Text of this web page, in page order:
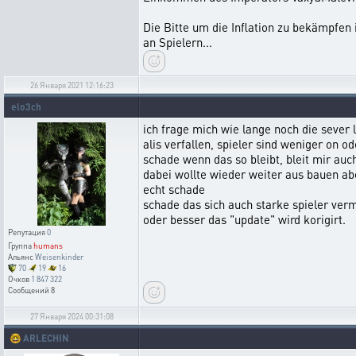
Die Bitte um die Inflation zu bekämpfen
an Spielern...
26 Января 2021 12:16:23
elo3ch
Репутация0
Группаhumans
АльянсWeisenkinder
70
19
16
Очков 1 847 322
Сообщений 8
ich frage mich wie lange noch die
alis verfallen, spieler sind weniger on
schade wenn das so bleibt, bleit mir
dabei wollte wieder weiter aus bauen
echt schade
schade das sich auch starke spieler
oder besser das "update" wird korigirt.
27 Января 2024 00:31:08
🤓 ARLECHIN